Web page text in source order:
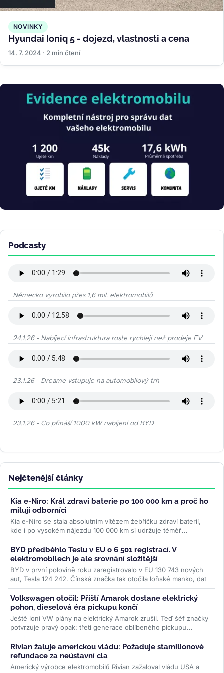
NOVINKY
Hyundai Ioniq 5 - dojezd, vlastnosti a cena
14. 7. 2024 · 2 min čtení
Obrázek
Podcasty
Německo vyrobilo přes 1,6 mil. elektromobilů
24.1.26 - Nabíjecí infrastruktura roste rychleji než prodeje EV
23.1.26 - Dreame vstupuje na automobilový trh
23.1.26 - Co přináší 1000 kW nabíjení od BYD
Nejčtenější články
Kia e-Niro: Král zdraví baterie po 100 000 km a proč ho
milují odborníci
Kia e-Niro se stala absolutním vítězem žebříčku zdraví baterií,
kde i po vysokém nájezdu 100 000 km si udržuje téměř
původní...>>
BYD předběhlo Teslu v EU o 6 501 registrací. V
elektromobilech je ale srovnání složitější
BYD v první polovině roku zaregistrovalo v EU 130 743 nových
aut, Tesla 124 242. Čínská značka tak otočila loňské manko, data
ACEA ale...>>
Volkswagen otočil: Příští Amarok dostane elektrický
pohon, dieselová éra pickupů končí
Ještě loni VW plány na elektrický Amarok zrušil. Teď šéf značky
potvrzuje pravý opak: třetí generace oblíbeného pickupu
dostane PHEV i...>>
Rivian žaluje americkou vládu: Požaduje stamilionové
refundace za neústavní cla
Americký výrobce elektromobilů Rivian zažaloval vládu USA a